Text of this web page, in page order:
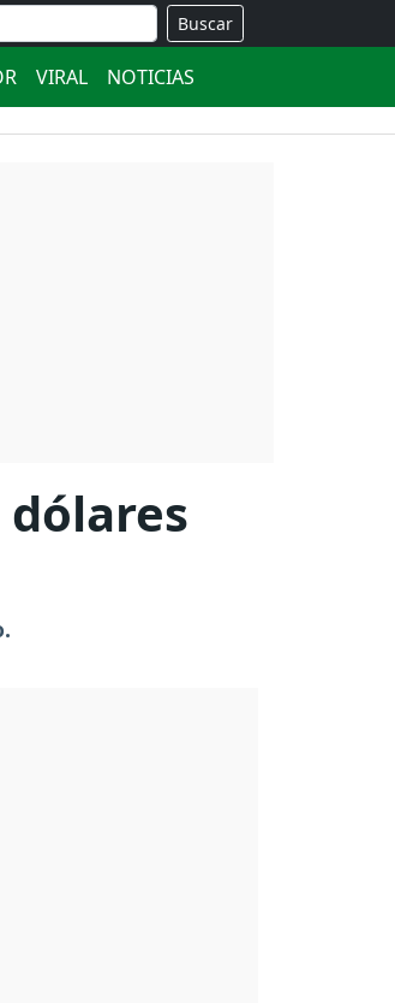
Buscar
VIRAL NOTICIAS
dólares